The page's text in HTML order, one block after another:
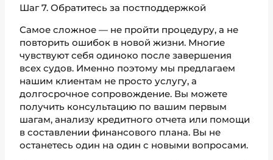
Шаг 7. Обратитесь за постподдержкой
Самое сложное — не пройти процедуру, а не
повторить ошибок в новой жизни. Многие
чувствуют себя одиноко после завершения
всех судов. Именно поэтому мы предлагаем
нашим клиентам не просто услугу, а
долгосрочное сопровождение. Вы можете
получить консультацию по вашим первым
шагам, анализу кредитного отчета или помощи
в составлении финансового плана. Вы не
останетесь один на один с новыми вопросами.